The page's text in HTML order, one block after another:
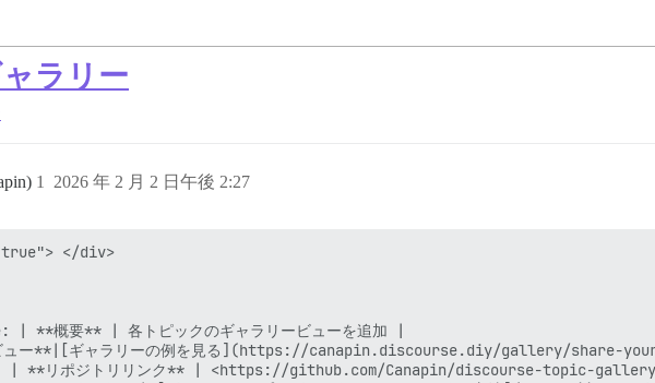
ラリー
2026 年 2 月 2 日午後 2:27
1
</div>
**概要** | 各トピックのギャラリービューを追加 |
ュー**|[ギャラリーの例を見る](https://canapin.discourse.diy/gallery/share-
| **リポジトリリンク** | <https://github.com/Canapin/discourse-topic-